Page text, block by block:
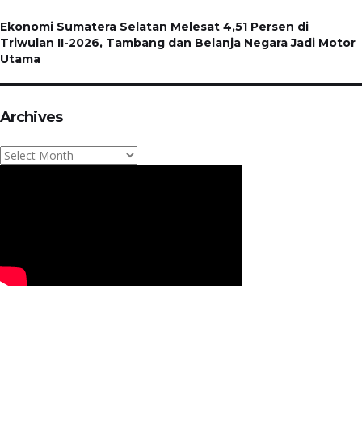
Ekonomi Sumatera Selatan Melesat 4,51 Persen di
Triwulan II-2026, Tambang dan Belanja Negara Jadi Motor
Utama
Archives
Archives